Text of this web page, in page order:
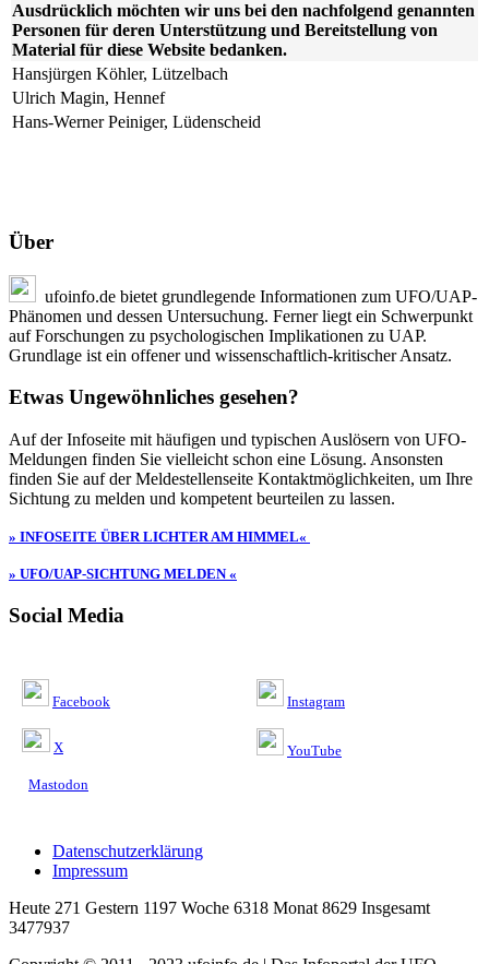
Ausdrücklich möchten wir uns bei den nachfolgend genannten
Personen für deren Unterstützung und Bereitstellung von
Material für diese Website bedanken.
Hansjürgen Köhler, Lützelbach
Ulrich Magin, Hennef
Hans-Werner Peiniger, Lüdenscheid
Über
ufoinfo.de bietet grundlegende Informationen zum UFO/UAP-
Phänomen und dessen Untersuchung. Ferner liegt ein Schwerpunkt
auf Forschungen zu psychologischen Implikationen zu UAP.
Grundlage ist ein offener und wissenschaftlich-kritischer Ansatz.
Etwas Ungewöhnliches gesehen?
Auf der Infoseite mit häufigen und typischen Auslösern von UFO-
Meldungen finden Sie vielleicht schon eine Lösung. Ansonsten
finden Sie auf der Meldestellenseite Kontaktmöglichkeiten, um Ihre
Sichtung zu melden und kompetent beurteilen zu lassen.
» INFOSEITE ÜBER LICHTER AM HIMMEL«
» UFO/UAP-SICHTUNG MELDEN «
Social Media
Facebook
X
Mastodon
Instagram
YouTube
Datenschutzerklärung
Impressum
Heute 271 Gestern 1197 Woche 6318 Monat 8629 Insgesamt
3477937